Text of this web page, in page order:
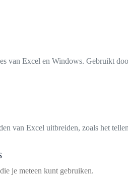
van Excel en Windows. Gebruikt
van Excel uitbreiden, zoals het
je meteen kunt gebruiken.